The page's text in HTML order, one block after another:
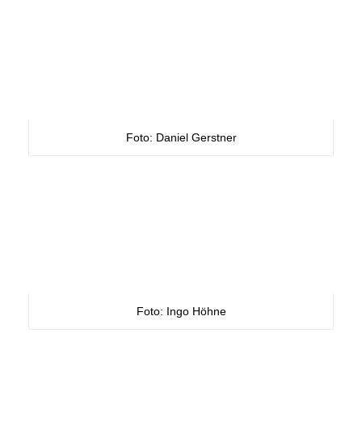
Foto: Daniel Gerstner
Foto: Ingo Höhne